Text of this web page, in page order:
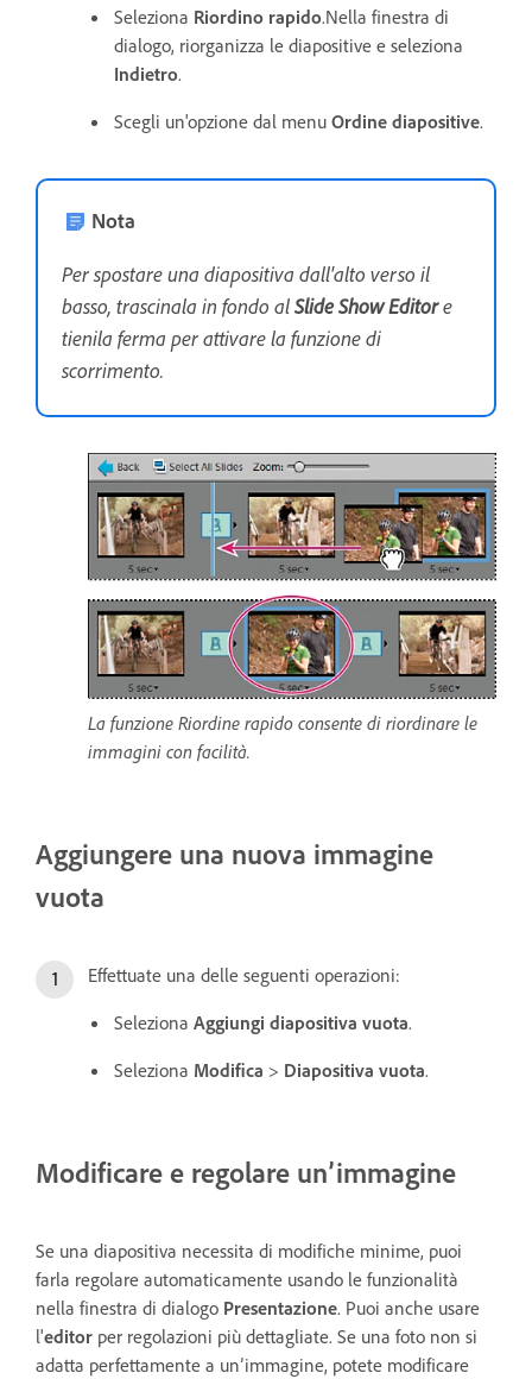
Seleziona Riordino rapido.Nella finestra di
dialogo, riorganizza le diapositive e seleziona
Indietro.
Scegli un'opzione dal menu Ordine diapositive.
Nota
Per spostare una diapositiva dall'alto verso il
basso, trascinala in fondo alSlide Show Editore
tienila ferma per attivare la funzione di
scorrimento.
La funzione Riordine rapido consente di riordinare le
immagini con facilità.
Aggiungere una nuova immagine
vuota
Effettuate una delle seguenti operazioni:
Seleziona Aggiungi diapositiva vuota.
Seleziona Modifica > Diapositiva vuota.
Modificare e regolare un’immagine
Se una diapositiva necessita di modifiche minime, puoi
farla regolare automaticamente usando le funzionalità
nella finestra di dialogo Presentazione. Puoi anche usare
l'editor per regolazioni più dettagliate. Se una foto non si
adatta perfettamente a un’immagine, potete modificare